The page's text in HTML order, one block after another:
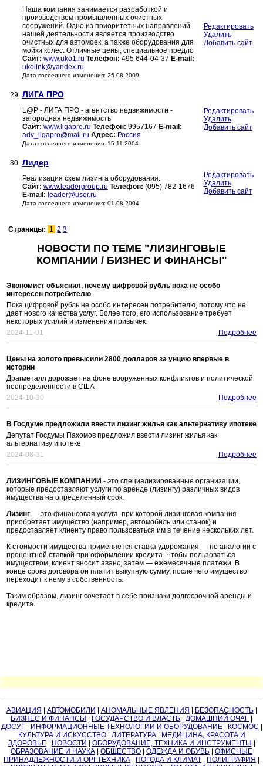
Наша компания занимается разработкой и
производством промышленных очистных
сооружений. Одно из приоритетных направлений
нашей деятельности является производство
очистных для автомоек, а также оборудования для
мойки колес. Отличные цены, специальное предло
Сайт: www.uko1.ru Телефон: 495 644-04-37 E-mail:
ukolink@yandex.ru
Дата последнего изменения: 25.08.2009
Редактировать
Удалить
Добавить сайт
29. ЛИГА ПРО
L@P - ЛИГА ПРО - агентство недвижимости -
загородная недвижимость
Сайт: www.ligapro.ru Телефон: 9957167 E-mail:
adv_ligapro@mail.ru Адрес: Россия
Дата последнего изменения: 15.11.2004
Редактировать
Удалить
Добавить сайт
30. Лидер
Реализация схем лизинга оборудования.
Сайт: www.leadergroup.ru Телефон: (095) 782-1676
E-mail: leader@user.ru
Дата последнего изменения: 01.08.2004
Редактировать
Удалить
Добавить сайт
Страницы: 1 2 3
НОВОСТИ ПО ТЕМЕ "ЛИЗИНГОВЫЕ
КОМПАНИИ / БИЗНЕС И ФИНАНСЫ"
Экономист объяснил, почему цифровой рубль пока не особо
интересен потребителю
Пока цифровой рубль не особо интересен потребителю, потому что не
дает нового качества услуг. Более того, его использование требует
некоторых усилий и изменения привычек.
2024-11-01
Подробнее
Цены на золото превысили 2800 долларов за унцию впервые в
истории
Драгметалл дорожает на фоне вооруженных конфликтов и политической
неопределенности в США
2024-10-30
Подробнее
В Госдуме предложили ввести лизинг жилья как альтернативу ипотеке
Депутат Госдумы Пахомов предложил ввести лизинг жилья как
альтернативу ипотеке
2024-08-31
Подробнее
ЛИЗИНГОВЫЕ КОМПАНИИ - это специализированные организации,
которые предоставляют услуги по аренде (лизингу) различных видов
имущества на определенный срок.
Лизинг — это финансовая услуга, при которой лизинговая компания
приобретает имущество (например, автомобиль или станок) и
предоставляет клиенту право пользоваться им в течение нескольких лет.
К стоимости имущества применяется ставка удорожания — по аналогии с
процентной ставкой при оформлении кредита. Чтобы пользоваться
имуществом, клиент вносит аванс, затем — ежемесячные платежи. В
конце срока договора он платит выкупную сумму, после чего имущество
переходит к нему в собственность.
Таким образом, лизинг сочетает в себе признаки долгосрочной аренды и
кредита.
АВИАЦИЯ АВТОМОБИЛИ АНОМАЛЬНЫЕ ЯВЛЕНИЯ БЕЗОПАСНОСТЬ|
БИЗНЕС И ФИНАНСЫ
ГОСУДАРСТВО И ВЛАСТЬ ДОМАШНИЙ ОЧАГ
ДОСУГ| ИНФОРМАЦИОННЫЕ ТЕХНОЛОГИИ И ОБОРУДОВАНИЕ| КОСМОС
КУЛЬТУРА И ИСКУССТВО| ЛИТЕРАТУРА|
МЕДИЦИНА, КРАСОТА И
ЗДОРОВЬЕ| НОВОСТИ ОБОРУДОВАНИЕ, ТЕХНИКА И ИНСТРУМЕНТЫ
ОБРАЗОВАНИЕ И НАУКА
ОБЩЕСТВО ОДЕЖДА И ОБУВЬ
ОФИСНЫЕ
ПРИНАДЛЕЖНОСТИ И ОРГТЕХНИКА
ПОГОДА И КЛИМАТ ПОЛИГРАФИЯ